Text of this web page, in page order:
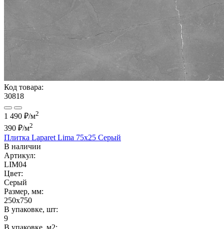
Код товара:
30818
1 490 ₽/м2
390 ₽/м2
Плитка Laparet Lima 75x25 Серый
В наличии
Артикул:
LIM04
Цвет:
Серый
Размер, мм:
250x750
В упаковке, шт:
9
В упаковке, м2: